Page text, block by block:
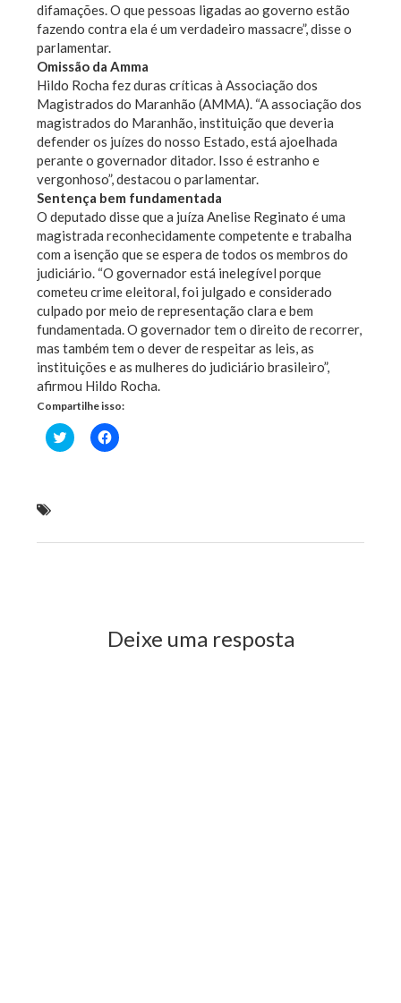
difamações. O que pessoas ligadas ao governo estão
fazendo contra ela é um verdadeiro massacre”, disse o
parlamentar.
Omissão da Amma
Hildo Rocha fez duras críticas à Associação dos
Magistrados do Maranhão (AMMA). “A associação dos
magistrados do Maranhão, instituição que deveria
defender os juízes do nosso Estado, está ajoelhada
perante o governador ditador. Isso é estranho e
vergonhoso”, destacou o parlamentar.
Sentença bem fundamentada
O deputado disse que a juíza Anelise Reginato é uma
magistrada reconhecidamente competente e trabalha
com a isenção que se espera de todos os membros do
judiciário. “O governador está inelegível porque
cometeu crime eleitoral, foi julgado e considerado
culpado por meio de representação clara e bem
fundamentada. O governador tem o direito de recorrer,
mas também tem o dever de respeitar as leis, as
instituições e as mulheres do judiciário brasileiro”,
afirmou Hildo Rocha.
Compartilhe isso:
Clique
para
Clique
para
Deixe uma resposta